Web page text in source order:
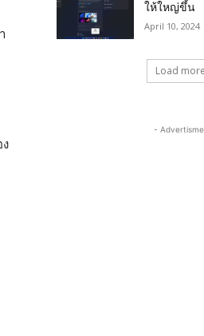
ให้ใหญ่ขึ้น
April 10, 2024
Load more
-